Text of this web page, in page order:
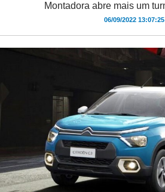
Montadora abre mais um
06/09/2022 13:07:25